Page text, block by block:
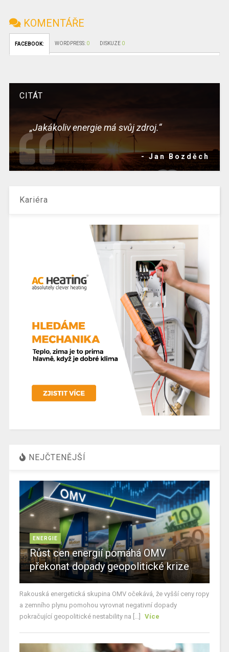
KOMENTÁŘE
FACEBOOK: WORDPRESS: 0 DISKUZE 0
CITÁT
„Jakákoliv energie má svůj zdroj.“
- Jan Bozděch
Kariéra
NEJČTENĚJŠÍ
ENERGIE
Růst cen energií pomáhá OMV
překonat dopady geopolitické krize
Rakouská energetická skupina OMV očekává, že vyšší ceny ropy
a zemního plynu pomohou vyrovnat negativní dopady
pokračující geopolitické nestability na [...]
Více